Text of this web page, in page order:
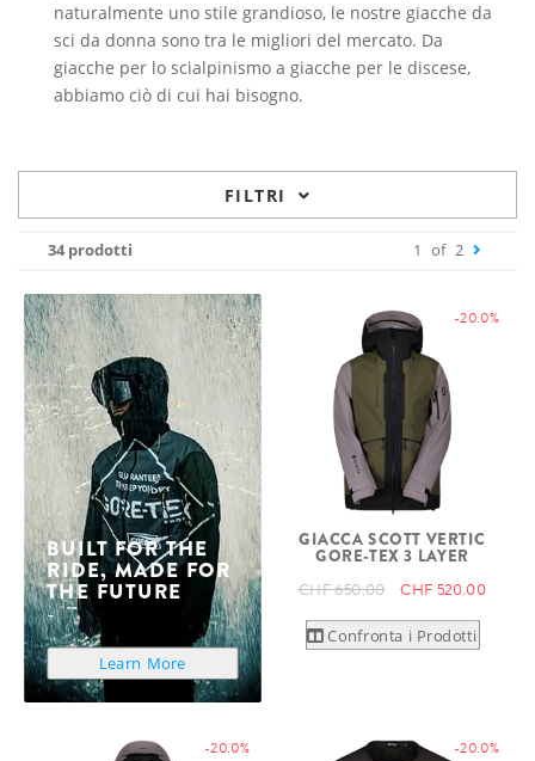
naturalmente uno stile grandioso, le nostre giacche da
sci da donna sono tra le migliori del mercato. Da
giacche per lo scialpinismo a giacche per le discese,
abbiamo ciò di cui hai bisogno.
FILTRI
34 prodotti 1 of 2
BUILT FOR THE
RIDE, MADE FOR
THE FUTURE
Learn More
-20.0%
GIACCA SCOTT VERTIC
GORE-TEX 3 LAYER
CHF 650.00 CHF 520.00
Confronta i Prodotti
-20.0% -20.0%